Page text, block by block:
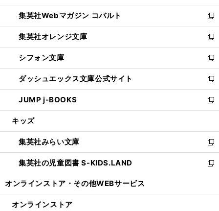
開
く
ウ
で
開
く
ン
ド
ウ
で
開
く
ウ
ィ
ン
ド
ウ
で
開
く
集英社Webマガジン コバルト
新
し
い
ウ
ィ
ン
ド
ウ
で
開
集英社オレンジ文庫
新
し
い
ウ
ィ
ン
ド
ウ
開
く
シフォン文庫
新
し
い
ウ
ィ
ン
ウ
で
開
く
ダッシュエックス文庫公式サイト
新
し
い
ウ
ン
ド
ウ
で
JUMP j-BOOKS
新
し
ウ
ィ
ン
ド
開
キッズ
集英社みらい文庫
新
し
い
ン
集英社の児童図書 S-KIDS.LAND
新
ウ
オンラインストア・ その他WEBサービス
オンラインストア